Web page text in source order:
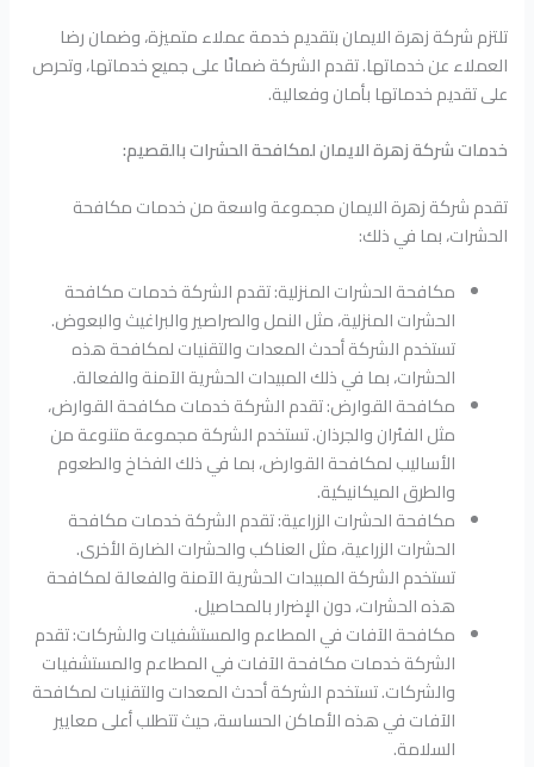
تلتزم شركة زهرة الايمان بتقديم خدمة عملاء متميزة، وضمان رضا
العملاء عن خدماتها. تقدم الشركة ضمانًا على جميع خدماتها، وتحرص
على تقديم خدماتها بأمان وفعالية.
خدمات شركة زهرة الايمان لمكافحة الحشرات بالقصيم:
تقدم شركة زهرة الايمان مجموعة واسعة من خدمات مكافحة
الحشرات، بما في ذلك:
مكافحة الحشرات المنزلية: تقدم الشركة خدمات مكافحة
الحشرات المنزلية، مثل النمل والصراصير والبراغيث والبعوض.
تستخدم الشركة أحدث المعدات والتقنيات لمكافحة هذه
الحشرات، بما في ذلك المبيدات الحشرية الآمنة والفعالة.
مكافحة القوارض: تقدم الشركة خدمات مكافحة القوارض،
مثل الفئران والجرذان. تستخدم الشركة مجموعة متنوعة من
الأساليب لمكافحة القوارض، بما في ذلك الفخاخ والطعوم
والطرق الميكانيكية.
مكافحة الحشرات الزراعية: تقدم الشركة خدمات مكافحة
الحشرات الزراعية، مثل العناكب والحشرات الضارة الأخرى.
تستخدم الشركة المبيدات الحشرية الآمنة والفعالة لمكافحة
هذه الحشرات، دون الإضرار بالمحاصيل.
مكافحة الآفات في المطاعم والمستشفيات والشركات: تقدم
الشركة خدمات مكافحة الآفات في المطاعم والمستشفيات
والشركات. تستخدم الشركة أحدث المعدات والتقنيات لمكافحة
الآفات في هذه الأماكن الحساسة، حيث تتطلب أعلى معايير
السلامة.